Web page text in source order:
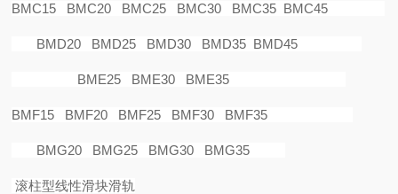
BMC15 BMC20 BMC25 BMC30 BMC35 BMC45
BMD20 BMD25 BMD30 BMD35 BMD45
BME25 BME30 BME35
BMF15 BMF20 BMF25 BMF30 BMF35
BMG20 BMG25 BMG30 BMG35
滚柱型线性滑块滑轨